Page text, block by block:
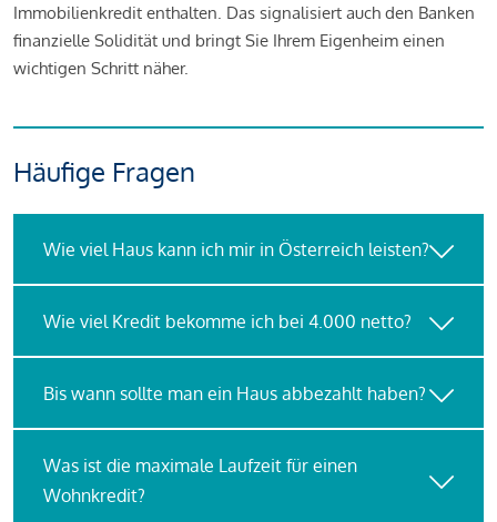
Immobilienkredit enthalten. Das signalisiert auch den Banken
finanzielle Solidität und bringt Sie Ihrem Eigenheim einen
wichtigen Schritt näher.
Häufige Fragen
Wie viel Haus kann ich mir in Österreich leisten?
Wie viel Kredit bekomme ich bei 4.000 netto?
Bis wann sollte man ein Haus abbezahlt haben?
Was ist die maximale Laufzeit für einen
Wohnkredit?